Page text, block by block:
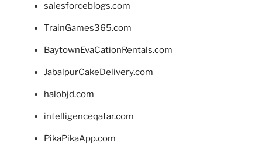
salesforceblogs.com
TrainGames365.com
BaytownEvaCationRentals.com
JabalpurCakeDelivery.com
halobjd.com
intelligenceqatar.com
PikaPikaApp.com